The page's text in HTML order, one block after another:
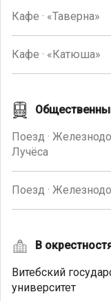
Кафе · «Таверна»
Кафе · «Катюша»
Поезд ·
Лучёса
Поезд ·
В
Витебский
университет